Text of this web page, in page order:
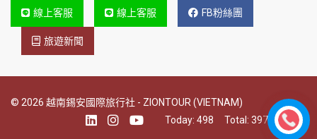
線上客服 線上客服 FB粉絲團
旅遊新聞
© 2026 越南錫安國際旅行社 - ZIONTOUR (VIETNAM)
Today: 498 Total: 397075